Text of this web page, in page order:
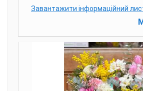
Завантажити інформаційний